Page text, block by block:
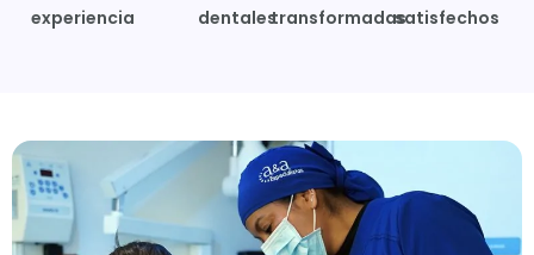
experiencia
dentalestransformadassatisfechos